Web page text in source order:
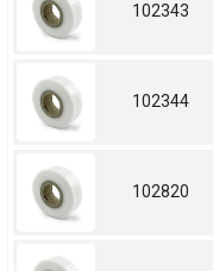
102343
102344
102820